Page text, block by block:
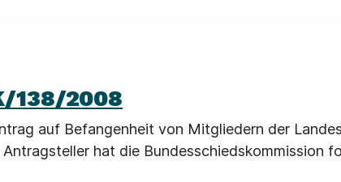
138/2008
auf Befangenheit von Mitgliedern der
hat die Bundesschiedskommission